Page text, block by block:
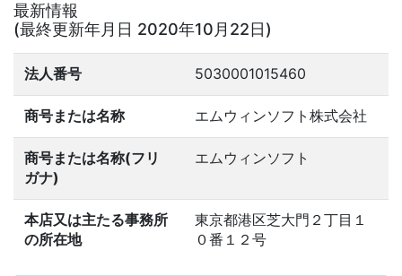
最新情報
(最終更新年月日 2020年10月22日)
法人番号 5030001015460
商号または名称 エムウィンソフト株式会社
商号または名称(フリ
ガナ)
エムウィンソフト
本店又は主たる事務所
の所在地
東京都港区芝大門２丁目１
０番１２号